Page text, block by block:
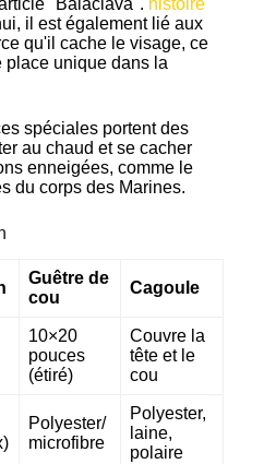
il est également lié aux
qu'il cache le visage, ce
place unique dans la
spéciales portent des
au chaud et se cacher
enneigées, comme le
du corps des Marines.
Guêtre de
cou
Cagoule
10×20
pouces
(étiré)
Couvre la
tête et le
cou
Polyester/
microfibre
Polyester,
laine,
polaire